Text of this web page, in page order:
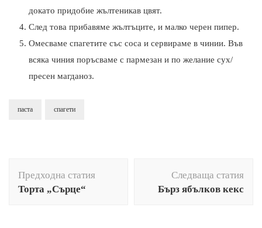
докато придобие жълтеникав цвят.
След това прибавяме жълтъците, и малко черен пипер.
Омесваме спагетите със соса и сервираме в чинии. Във
всяка чиния поръсваме с пармезан и по желание сух/
пресен магданоз.
паста спагети
публикацията
Предходна статия
Торта „Сърце“
Следваща статия
Бърз ябълков кекс